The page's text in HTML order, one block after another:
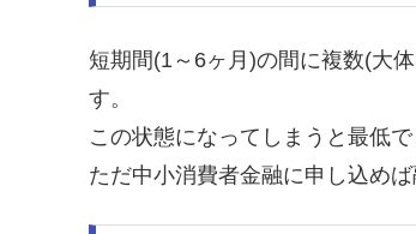
短期間(1～6ヶ月)の間に複数(大
す。
この状態になってしまうと最低
ただ中小消費者金融に申し込め